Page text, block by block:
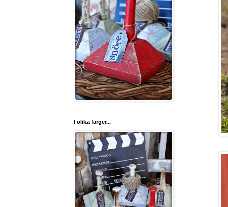
I olika färger...